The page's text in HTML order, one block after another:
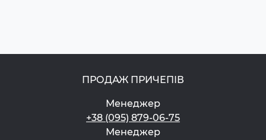
ПРОДАЖ ПРИЧЕПІВ
Менеджер
+38 (095) 879-06-75
Менеджер